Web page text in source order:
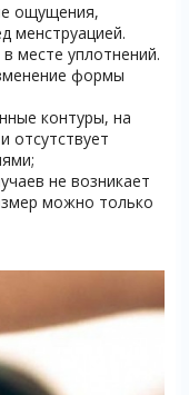
ощущения,
менструацией.
месте уплотнений.
формы
контуры, на
отсутствует
не возникает
можно только